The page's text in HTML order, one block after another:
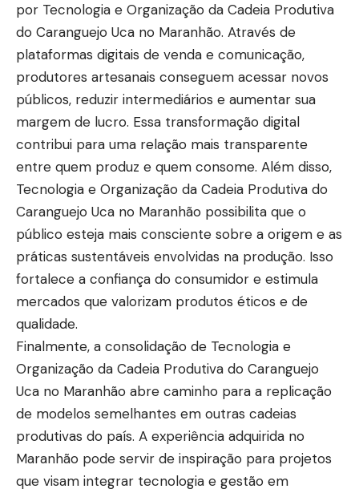
por Tecnologia e Organização da Cadeia Produtiva
do Caranguejo Uca no Maranhão. Através de
plataformas digitais de venda e comunicação,
produtores artesanais conseguem acessar novos
públicos, reduzir intermediários e aumentar sua
margem de lucro. Essa transformação digital
contribui para uma relação mais transparente
entre quem produz e quem consome. Além disso,
Tecnologia e Organização da Cadeia Produtiva do
Caranguejo Uca no Maranhão possibilita que o
público esteja mais consciente sobre a origem e as
práticas sustentáveis envolvidas na produção. Isso
fortalece a confiança do consumidor e estimula
mercados que valorizam produtos éticos e de
qualidade.
Finalmente, a consolidação de Tecnologia e
Organização da Cadeia Produtiva do Caranguejo
Uca no Maranhão abre caminho para a replicação
de modelos semelhantes em outras cadeias
produtivas do país. A experiência adquirida no
Maranhão pode servir de inspiração para projetos
que visam integrar tecnologia e gestão em